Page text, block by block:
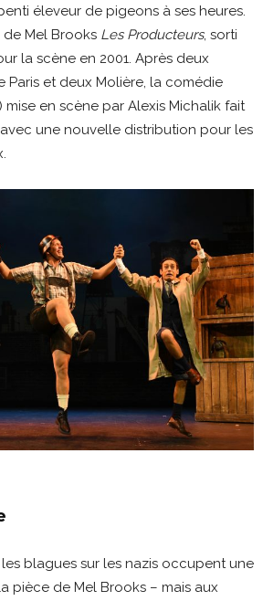
éleveur de pigeons à ses heures.
de Mel Brooks Les Producteurs, sorti
la scène en 2001. Après deux
Paris et deux Molière, la comédie
mise en scène par Alexis Michalik fait
une nouvelle distribution pour les
blagues sur les nazis occupent une
pièce de Mel Brooks – mais aux